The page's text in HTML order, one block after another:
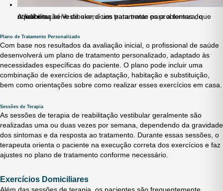
A reabilitação Vestibular, é um tratamento para a tontura, que utiliza uma série de exercícios para tratar os problemas do equilíbrio.
Plano de Tratamento Personalizado
Com base nos resultados da avaliação inicial, o profissional de saúde
desenvolverá um plano de tratamento personalizado, adaptado às
necessidades específicas do paciente. O plano pode incluir uma
combinação de exercícios de adaptação, habitação e substituição,
bem como orientações sobre como realizar esses exercícios em casa.
Sessões de Terapia
As sessões de terapia de reabilitação vestibular geralmente são
realizadas uma ou duas vezes por semana, dependendo da gravidade
dos sintomas e da resposta ao tratamento. Durante essas sessões, o
terapeuta orienta o paciente na execução correta dos exercícios e faz
ajustes no plano de tratamento conforme necessário.
Exercícios Domiciliares
Além das sessões de terapia, os pacientes são frequentemente